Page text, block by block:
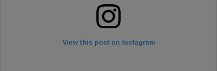
View this post on Instagram